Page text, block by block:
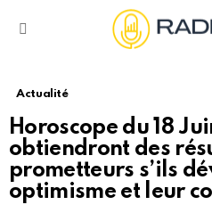
Actualité
Horoscope du 18
obtiendront des
prometteurs s’ils
optimisme et leur